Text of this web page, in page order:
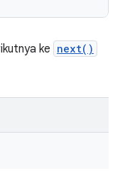
ke next()